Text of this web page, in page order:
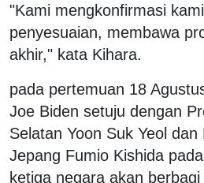
"Kami mengkonfirmasi
penyesuaian, membawa
akhir," kata Kihara.
pada pertemuan 18
Joe Biden setuju dengan
Selatan Yoon Suk Yeol
Jepang Fumio Kishida
ketiga negara akan